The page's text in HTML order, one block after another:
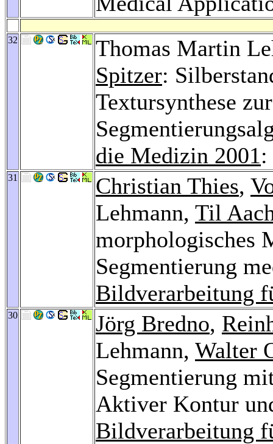
32
Thomas Martin
Spitzer:
Textursynthese
die Medizin 2001
31 Christian Thies,
Lehmann, Til
morphologisches
Segmentierung
Bildverarbeitung
30 Jörg Bredno,
Lehmann, Walter
Segmentierung
Aktiver Kontur
Bildverarbeitung